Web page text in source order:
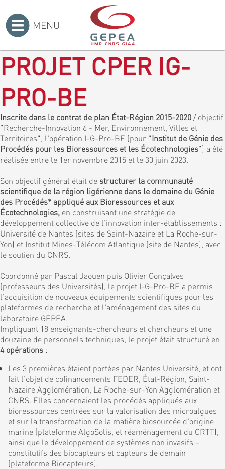
MENU
PROJET CPER IG-
PRO-BE
Inscrite dans le contrat de plan État-Région 2015-2020 / objectif
"Recherche-Innovation 6 - Mer, Environnement, Villes et
Territoires", l'opération I-G-Pro-BE (pour "Institut de Génie des
Procédés pour les Bioressources et les Écotechnologies") a été
réalisée entre le 1er novembre 2015 et le 30 juin 2023.
Son objectif général était de structurer la communauté
scientifique de la région ligérienne dans le domaine du Génie
des Procédés* appliqué aux Bioressources et aux
Écotechnologies, en construisant une stratégie de
développement collective de l'innovation inter-établissements :
Université de Nantes (sites de Saint-Nazaire et La Roche-sur-
Yon) et Institut Mines-Télécom Atlantique (site de Nantes), avec
le soutien du CNRS.
Coordonné par Pascal Jaouen puis Olivier Gonçalves
(professeurs des Universités), le projet I-G-Pro-BE a permis
l'acquisition de nouveaux équipements scientifiques pour les
plateformes de recherche et l'aménagement des sites du
laboratoire GEPEA.
Impliquant 18 enseignants-chercheurs et chercheurs et une
douzaine de personnels techniques, le projet était structuré en
4 opérations :
Les 3 premières étaient portées par Nantes Université, et ont
fait l'objet de cofinancements FEDER, État-Région, Saint-
Nazaire Agglomération, La Roche-sur-Yon Agglomération et
CNRS. Elles concernaient les procédés appliqués aux
bioressources centrées sur la valorisation des microalgues
et sur la transformation de la matière biosourcée d'origine
marine (plateforme AlgoSolis, et réaménagement du CRTT),
ainsi que le développement de systèmes non invasifs –
constitutifs des biocapteurs et capteurs de demain
(plateforme Biocapteurs).